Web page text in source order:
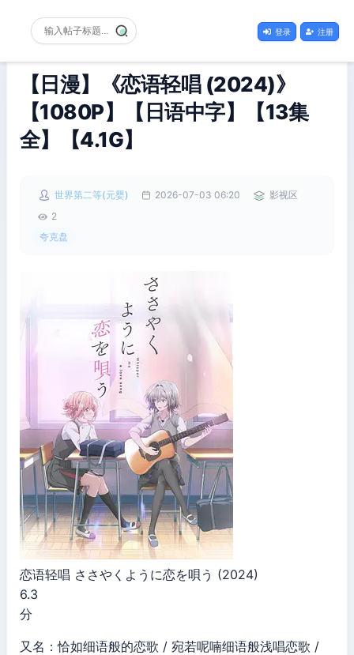
登录 注册
【日漫】《恋语轻唱 (2024)》
【1080P】【日语中字】【13集
全】【4.1G】
世界第二等(元婴) 2026-07-03 06:20
影视区
2
夸克盘
恋语轻唱 ささやくように恋を唄う (2024)
6.3
分
又名：恰如细语般的恋歌 / 宛若呢喃细语般浅唱恋歌 /